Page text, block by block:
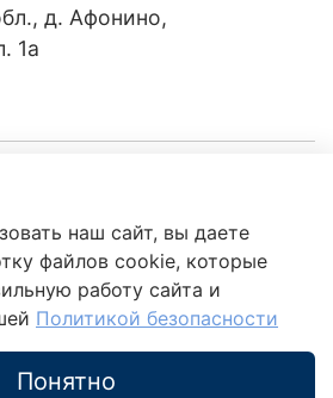
д. Афонино,
1а
наш сайт, вы даете
файлов cookie, которые
работу сайта и
Политикой безопасности
Понятно
обработки